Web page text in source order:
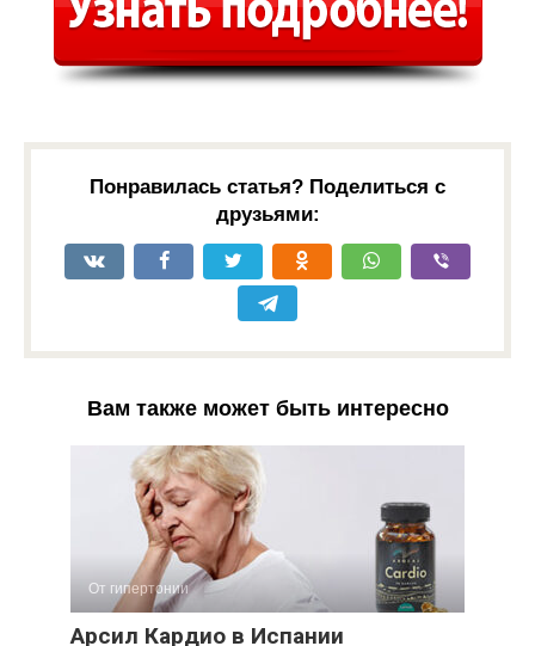
Понравилась статья? Поделиться с
друзьями:
Вам также может быть интересно
От гипертонии
Арсил Кардио в Испании